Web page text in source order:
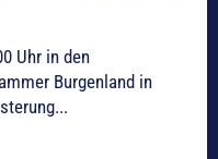
Uhr in den
Burgenland in